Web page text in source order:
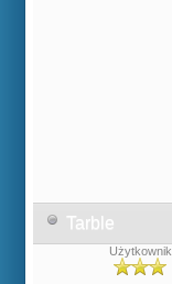
Tarble
Użytkownik